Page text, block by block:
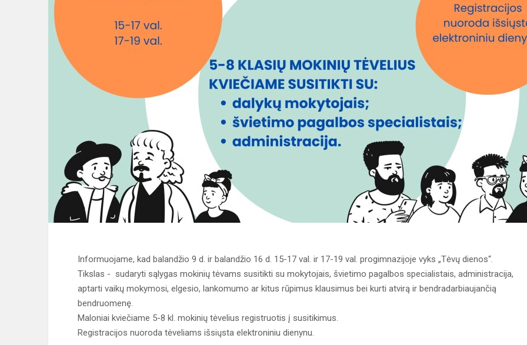
Informuojame, kad balandžio 9 d. ir balandžio 16 d. 15-17 val. ir 17-19 val. progimnazijoje vyks „Tėvų dienos“.
Tikslas - sudaryti sąlygas mokinių tėvams susitikti su mokytojais, švietimo pagalbos specialistais, administracija,
aptarti vaikų mokymosi, elgesio, lankomumo ar kitus rūpimus klausimus bei kurti atvirą ir bendradarbiaujančią
bendruomenę.
Maloniai kviečiame 5-8 kl. mokinių tėvelius registruotis į susitikimus.
Registracijos nuoroda tėveliams išsiųsta elektroniniu dienynu.